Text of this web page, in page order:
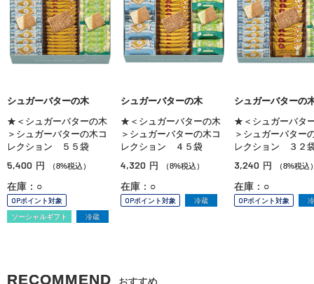
シュガーバターの木
★＜シュガーバターの木
＞シュガーバターの木コ
レクション ５５袋
5,400 円 （8%税込）
在庫：○
OPポイント対象
ソーシャルギフト
冷蔵
シュガーバターの木
★＜シュガーバターの木
＞シュガーバターの木コ
レクション ４５袋
4,320 円 （8%税込）
在庫：○
OPポイント対象 冷蔵
シュガーバターの
★＜シュガーバタ
＞シュガーバター
レクション ３２
3,240 円 （8%税込
在庫：○
OPポイント対象
RECOMMEND おすすめ